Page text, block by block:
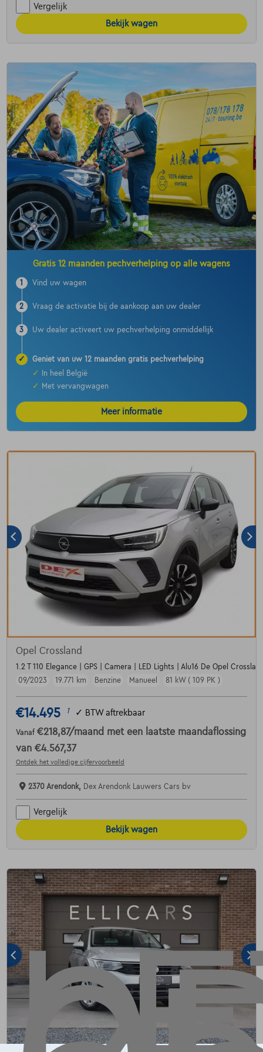
Vergelijk
Bekijk wagen
Gratis 12 maanden pechverhelping op alle wagens
1 Vind uw wagen
2 Vraag de activatie bij de aankoop aan uw dealer
3 Uw dealer activeert uw pechverhelping onmiddellijk
✓
Geniet van uw 12 maanden gratis pechverhelping
✓
In heel België
✓
Met vervangwagen
Meer informatie
Opel Crossland
1.2 T 110 Elegance | GPS | Camera | LED Lights | Alu16 De Opel
09/2023
19.771 km Benzine Manueel 81 kW ( 109 PK )
€14.495 1 ✓ BTW aftrekbaar
Vanaf €218,87/maand met een laatste maandaflossing
van €4.567,37
Ontdek het volledige cijfervoorbeeld
2370 Arendonk, Dex Arendonk Lauwers Cars bv
Vergelijk
Bekijk wagen